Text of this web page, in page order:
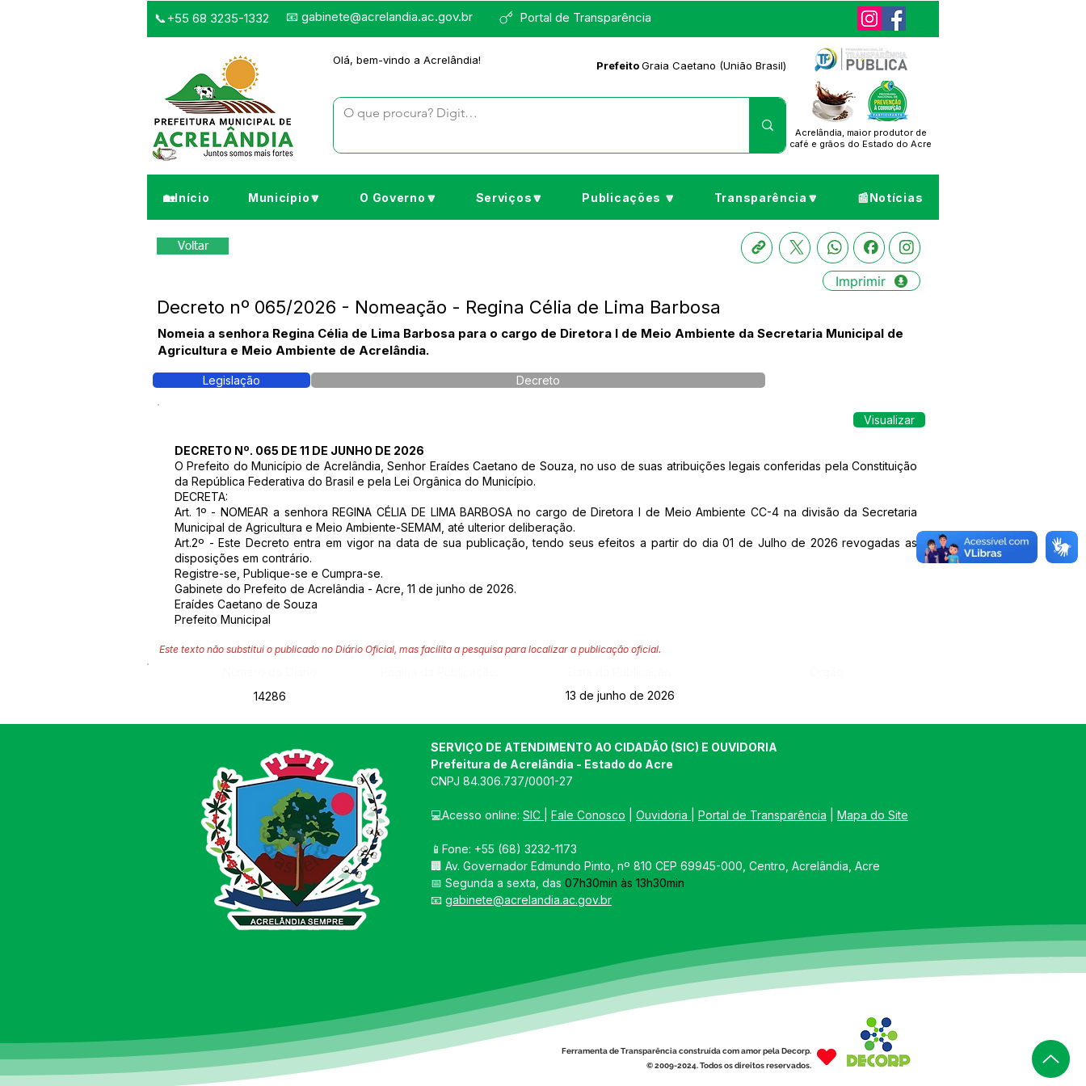
Portal de Transparência
📞+55 68 3235-1332 📧 gabinete@acrelandia.ac.gov.br
Olá, bem-vindo a Acrelândia! PrefeitoGraia Caetano (União Brasil)
Acrelândia, maior produtor de
café e grãos do Estado do Acre
🏡Início Município🔽 O Governo🔽 Serviços🔽 Publicações 🔽 Transparência🔽 📰Notícias
Voltar
Imprimir
Decreto nº 065/2026 - Nomeação - Regina Célia de Lima Barbosa
Nomeia a senhora Regina Célia de Lima Barbosa para o cargo de Diretora I de Meio Ambiente da Secretaria Municipal de
Agricultura e Meio Ambiente de Acrelândia.
Legislação Decreto
Visualizar
DECRETO Nº. 065 DE 11 DE JUNHO DE 2026
O Prefeito do Município de Acrelândia, Senhor Eraídes Caetano de Souza, no uso de suas atribuições legais conferidas pela Constituição
da República Federativa do Brasil e pela Lei Orgânica do Município.
DECRETA:
Art. 1º - NOMEAR a senhora REGINA CÉLIA DE LIMA BARBOSA no cargo de Diretora l de Meio Ambiente CC-4 na divisão da Secretaria
Municipal de Agricultura e Meio Ambiente-SEMAM, até ulterior deliberação.
Art.2º - Este Decreto entra em vigor na data de sua publicação, tendo seus efeitos a partir do dia 01 de Julho de 2026 revogadas as
disposições em contrário.
Registre-se, Publique-se e Cumpra-se.
Gabinete do Prefeito de Acrelândia - Acre, 11 de junho de 2026.
Eraídes Caetano de Souza
Prefeito Municipal
Este texto não substitui o publicado no Diário Oficial, mas facilita a pesquisa para localizar a publicação oficial.
14286
13 de junho de 2026
SERVIÇO DE ATENDIMENTO AO CIDADÃO (SIC) E OUVIDORIA
Prefeitura de Acrelândia - Estado do Acre
CNPJ 84.306.737/0001-27
💻Acesso online: SIC Fale Conosco Ouvidoria Portal de Transparência Mapa do Site
📱Fone: +55 (68) 3232-1173
🏢 Av. Governador Edmundo Pinto, nº 810 CEP 69945-000, Centro, Acrelândia, Acre
📅 Segunda a sexta, das 07h30min às 13h30min
📧 gabinete@acrelandia.ac.gov.br
Ferramenta de Transparência construída com amor pela Decorp.
© 2009-2024. Todos os direitos reservados.